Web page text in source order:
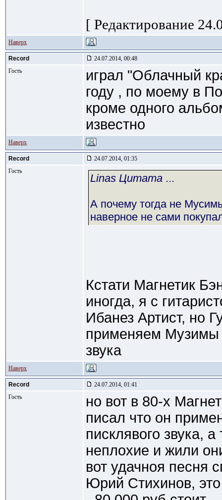
[ Редактирование
Наверх
Record
24.07.2014, 00:48
Гость
играл "Облачный
году , по моему в
кроме одного
известно
Наверх
Record
24.07.2014, 01:35
Гость
Linas Цитата ...
А почему тогда не
наверное не сами
Кстати Магнетик
иногда, я с
Ибанез Артист, но
применяем Музимы
звука
Наверх
Record
24.07.2014, 01:41
Гость
но вот в 80-х
писал что он
писклявого звука,
неплохие и жили
вот удачноя песня
Юрий Стихинов, это